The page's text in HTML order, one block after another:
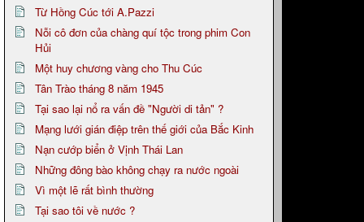
Từ Hồng Cúc tới A.Pazzi
Nỗi cô đơn của chàng quí tộc trong phim Con
Hủi
Một huy chương vàng cho Thu Cúc
Tân Trào tháng 8 năm 1945
Tại sao lại nổ ra vấn đề "Người di tản" ?
Mạng lưới gián điệp trên thế giới của Bắc Kinh
Nạn cướp biển ở Vịnh Thái Lan
Những đông bào không chạy ra nước ngoài
Vì một lẽ rất bình thường
Tại sao tôi về nước ?